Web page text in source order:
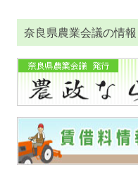
奈良県農業会議の情報